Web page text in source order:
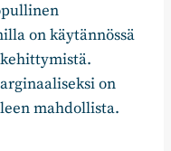
on käytännössä
on
mahdollista.